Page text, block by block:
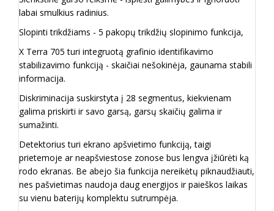
labai smulkius radinius.
Slopinti trikdžiams - 5 pakopų trikdžių slopinimo funkcija,
X Terra 705 turi integruotą grafinio identifikavimo
stabilizavimo funkciją - skaičiai nešokinėja, gaunama stabili
informacija.
Diskriminacija suskirstyta į 28 segmentus, kiekvienam
galima priskirti ir savo garsą, garsų skaičių galima ir
sumažinti.
Detektorius turi ekrano apšvietimo funkciją, taigi
prietemoje ar neapšviestose zonose bus lengva įžiūrėti ką
rodo ekranas. Be abejo šia funkcija nereikėtų piknaudžiauti,
nes pašvietimas naudoja daug energijos ir paieškos laikas
su vienu baterijų komplektu sutrumpėja.